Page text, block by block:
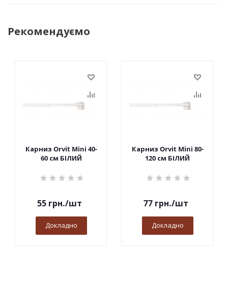
Рекомендуємо
Карниз Orvit Mini 40-
60 см БІЛИЙ
55грн./шт
Докладно
Карниз Orvit Mini 80-
120 см БІЛИЙ
77грн./шт
Докладно